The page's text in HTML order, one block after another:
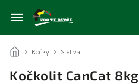
/ Kočky / Steliva
Kočkolit CanCat 8kg